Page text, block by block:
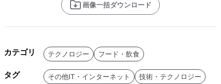
画像一括ダウンロード
カテゴリ テクノロジー フード・飲食
タグ その他IT・インターネット
技術・テクノロジー